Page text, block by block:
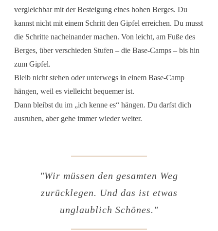
vergleichbar mit der Besteigung eines hohen Berges. Du
kannst nicht mit einem Schritt den Gipfel erreichen. Du musst
die Schritte nacheinander machen. Von leicht, am Fuße des
Berges, über verschieden Stufen – die Base-Camps – bis hin
zum Gipfel.
Bleib nicht stehen oder unterwegs in einem Base-Camp
hängen, weil es vielleicht bequemer ist.
Dann bleibst du im „ich kenne es“ hängen. Du darfst dich
ausruhen, aber gehe immer wieder weiter.
"Wir müssen den gesamten Weg
zurücklegen. Und das ist etwas
unglaublich Schönes."